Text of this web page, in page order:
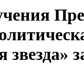
звезда»